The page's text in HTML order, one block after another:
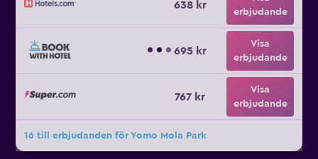
638 kr
erbjudande
695 kr
Visa
erbjudande
767 kr
Visa
erbjudande
16 till erbjudanden för Yomo Mola Park